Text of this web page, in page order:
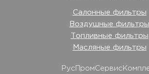
Салонные фильтры
Воздушные фильтры
Топливные фильтры
Масляные фильтры